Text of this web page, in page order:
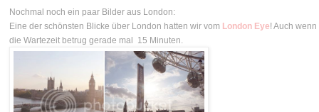
Nochmal noch ein paar Bilder aus London:
Eine der schönsten Blicke über London hatten wir vom London Eye! Auch
die Wartezeit betrug gerade mal 15 Minuten.